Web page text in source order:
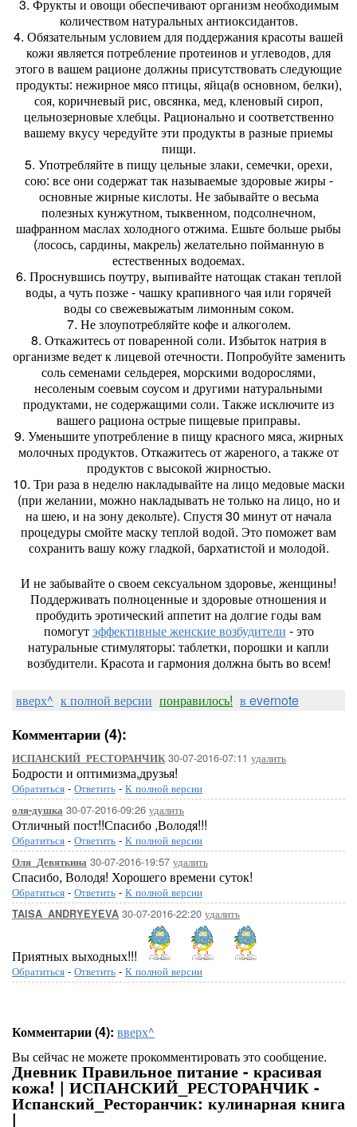
3. Фрукты и овощи обеспечивают организм необходимым
количеством натуральных антиоксидантов.
4. Обязательным условием для поддержания красоты вашей
кожи является потребление протеинов и углеводов, для
этого в вашем рационе должны присутствовать следующие
продукты: нежирное мясо птицы, яйца(в основном, белки),
соя, коричневый рис, овсянка, мед, кленовый сироп,
цельнозерновые хлебцы. Рационально и соответственно
вашему вкусу чередуйте эти продукты в разные приемы
пищи.
5. Употребляйте в пищу цельные злаки, семечки, орехи,
сою: все они содержат так называемые здоровые жиры -
основные жирные кислоты. Не забывайте о весьма
полезных кунжутном, тыквенном, подсолнечном,
шафранном маслах холодного отжима. Ешьте больше рыбы
(лосось, сардины, макрель) желательно пойманную в
естественных водоемах.
6. Проснувшись поутру, выпивайте натощак стакан теплой
воды, а чуть позже - чашку крапивного чая или горячей
воды со свежевыжатым лимонным соком.
7. Не злоупотребляйте кофе и алкоголем.
8. Откажитесь от поваренной соли. Избыток натрия в
организме ведет к лицевой отечности. Попробуйте заменить
соль семенами сельдерея, морскими водорослями,
несоленым соевым соусом и другими натуральными
продуктами, не содержащими соли. Также исключите из
вашего рациона острые пищевые приправы.
9. Уменьшите употребление в пищу красного мяса, жирных
молочных продуктов. Откажитесь от жареного, а также от
продуктов с высокой жирностью.
10. Три раза в неделю накладывайте на лицо медовые маски
(при желании, можно накладывать не только на лицо, но и
на шею, и на зону декольте). Спустя 30 минут от начала
процедуры смойте маску теплой водой. Это поможет вам
сохранить вашу кожу гладкой, бархатистой и молодой.
И не забывайте о своем сексуальном здоровье, женщины!
Поддерживать полноценные и здоровые отношения и
пробудить эротический аппетит на долгие годы вам
помогутэффективные женские возбудители - это
натуральные стимуляторы: таблетки, порошки и капли
возбудители. Красота и гармония должна быть во всем!
вверх^ к полной версии понравилось! в evernote
Комментарии (4):
ИСПАНСКИЙ_РЕСТОРАНЧИК30-07-2016-07:11 удалить
Бодрости и оптимизма,друзья!
Обратиться - Ответить - К полной версии
оля-душка 30-07-2016-09:26 удалить
Отличный пост!!Спасибо ,Володя!!!
Обратиться - Ответить - К полной версии
Оля_Девяткина 30-07-2016-19:57 удалить
Спасибо, Володя! Хорошего времени суток!
Обратиться - Ответить - К полной версии
TAISA_ANDRYEYEVA 30-07-2016-22:20 удалить
Приятных выходных!!!
Обратиться - Ответить - К полной версии
Комментарии (4): вверх^
Вы сейчас не можете прокомментировать это сообщение.
Дневник Правильное питание - красивая
кожа! | ИСПАНСКИЙ_РЕСТОРАНЧИК -
Испанский_Ресторанчик: кулинарная книга
|